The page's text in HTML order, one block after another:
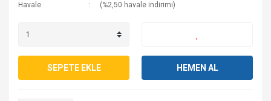
Havale
(%2,50 havale indirimi)
SEPETE EKLE HEMEN AL